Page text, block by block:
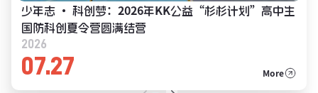
少年志 · 科创梦：2026年KK公益“杉杉计划”高中生
国防科创夏令营圆满结营
2026
07.27 More